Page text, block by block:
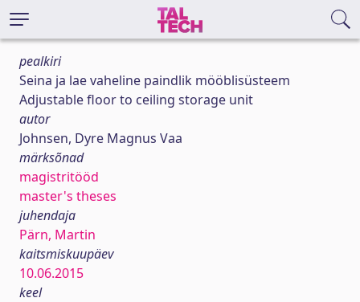
pealkiri
Seina ja lae vaheline paindlik mööblisüsteem
Adjustable floor to ceiling storage unit
autor
Johnsen, Dyre Magnus Vaa
märksõnad
magistritööd
master's theses
juhendaja
Pärn, Martin
kaitsmiskuupäev
10.06.2015
keel